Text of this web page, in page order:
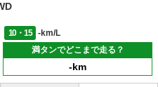
10・15
-km/L
満タンでどこまで走る？
-km